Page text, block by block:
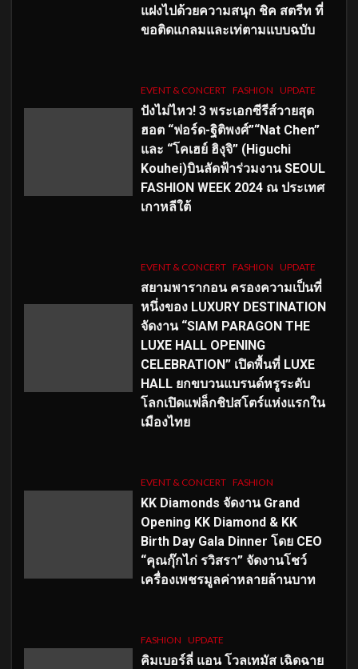
แฝงไปด้วยความสนุก ชิค สตรีท ที่
ขอติดแกลมและเท่ตามแบบฉบับ
EVENT & CONCERT FASHION UPDATE
ปังไม่ไหว! 3 พระเอกซีรีส์วายสุด
ฮอต “ฟอร์ด-ฐิติพงศ์”“Nat Chen”
และ “โคเฮย์ ฮิงุจิ” (Higuchi
Kouhei)บินลัดฟ้าร่วมงาน SEOUL
FASHION WEEK 2024 ณ ประเทศ
เกาหลีใต้
EVENT & CONCERT FASHION UPDATE
สยามพารากอน ครองความเป็นที่
หนึ่งของ LUXURY DESTINATION
จัดงาน “SIAM PARAGON THE
LUXE HALL OPENING
CELEBRATION” เปิดพื้นที่ LUXE
HALL ยกขบวนแบรนด์หรูระดับ
โลกเปิดแฟล็กชิปสโตร์แห่งแรกใน
เมืองไทย
EVENT & CONCERT FASHION
KK Diamonds จัดงาน Grand
Opening KK Diamond & KK
Birth Day Gala Dinner โดย CEO
“คุณกุ๊กไก่ รวิสรา” จัดงานโชว์
เครื่องเพชรมูลค่าหลายล้านบาท
FASHION UPDATE
คิมเบอร์ลี่ แอน โวลเทมัส เฉิดฉาย